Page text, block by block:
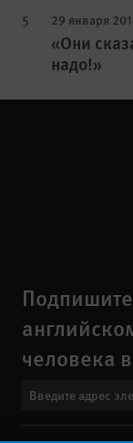
29 января
«Они
надо!»
человека